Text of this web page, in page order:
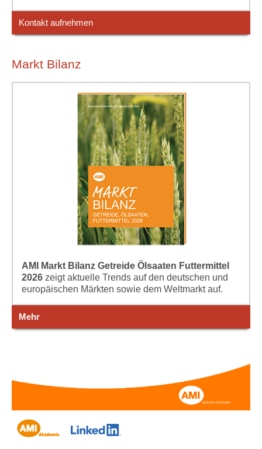
Kontakt aufnehmen
Markt Bilanz
AMI Markt Bilanz Getreide Ölsaaten Futtermittel
2026 zeigt aktuelle Trends auf den deutschen und
europäischen Märkten sowie dem Weltmarkt auf.
Mehr